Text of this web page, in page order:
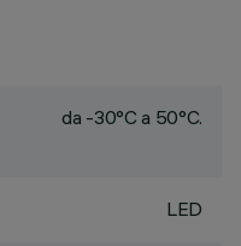
da -30°C a 50°C.
LED